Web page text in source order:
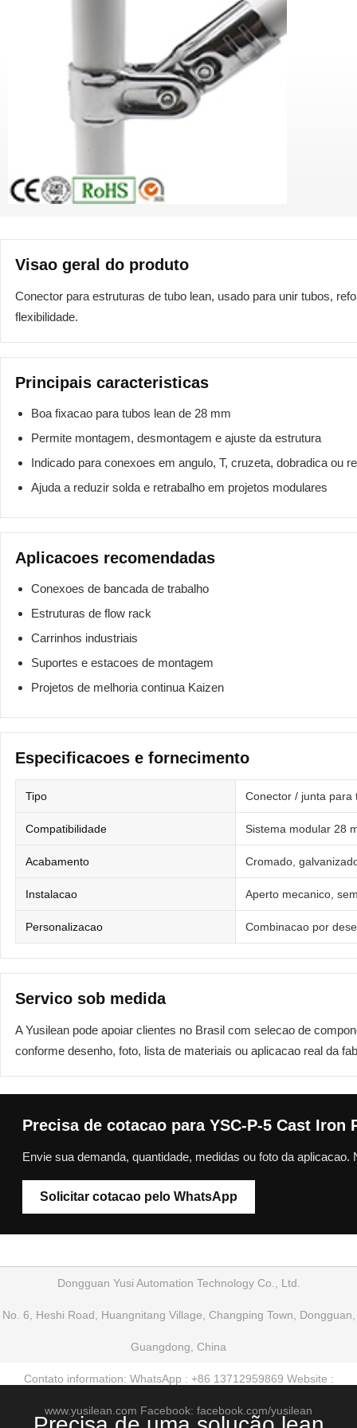
Visao geral do produto
Conector para estruturas de tubo lean, usado para unir tubos,
flexibilidade.
Principais caracteristicas
Boa fixacao para tubos lean de 28 mm
Permite montagem, desmontagem e ajuste da estrutura
Indicado para conexoes em angulo, T, cruzeta, dobradica ou
Ajuda a reduzir solda e retrabalho em projetos modulares
Aplicacoes recomendadas
Conexoes de bancada de trabalho
Estruturas de flow rack
Carrinhos industriais
Suportes e estacoes de montagem
Projetos de melhoria continua Kaizen
Especificacoes e fornecimento
Tipo Conector / junta para
Compatibilidade Sistema modular 28
Acabamento Cromado,
Instalacao Aperto mecanico,
Personalizacao Combinacao por
Servico sob medida
A Yusilean pode apoiar clientes no Brasil com selecao de
conforme desenho, foto, lista de materiais ou aplicacao real da
Precisa de cotacao para YSC-P-5 Cast
Envie sua demanda, quantidade, medidas ou foto da
Solicitar cotacao pelo WhatsApp
Dongguan Yusi Automation Technology Co., Ltd.
No. 6, Heshi Road, Huangnitang Village, Changping Town, Dongguan,
Guangdong, China
Contato information: WhatsApp : +86 13712959869 Website :
www.yusilean.com Facebook: facebook.com/yusilean